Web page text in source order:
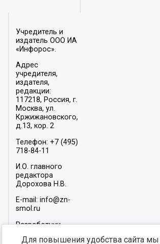
Учредитель и
издатель ООО ИА
«Инфорос».
Адрес
учредителя,
издателя,
редакции:
117218, Россия, г.
Москва, ул.
Кржижановского,
д.13, кор. 2
Телефон: +7 (495)
718-84-11
И.О. главного
редактора
Дорохова Н.В.
E-mail: info@zn-
smol.ru
Разработчик
2026
Для повышения удобства сайта